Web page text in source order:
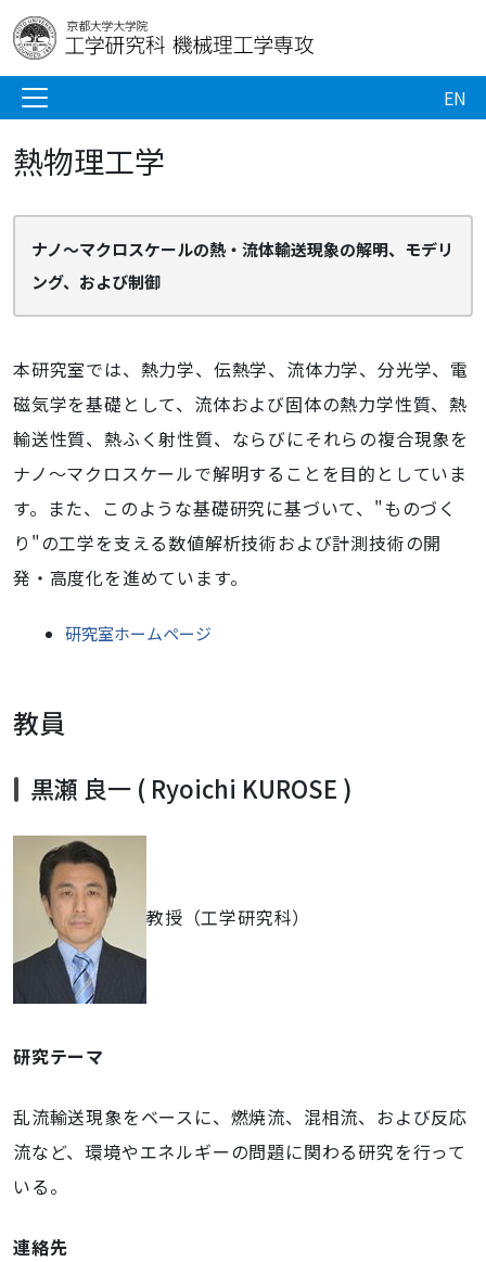
EN
熱物理工学
ナノ～マクロスケールの熱・流体輸送現象の解明、モデリ
ング、および制御
本研究室では、熱力学、伝熱学、流体力学、分光学、電
磁気学を基礎として、流体および固体の熱力学性質、熱
輸送性質、熱ふく射性質、ならびにそれらの複合現象を
ナノ～マクロスケールで解明することを目的としていま
す。また、このような基礎研究に基づいて、"ものづく
り"の工学を支える数値解析技術および計測技術の開
発・高度化を進めています。
研究室ホームページ
教員
黒瀬 良一 ( Ryoichi KUROSE )
教授（工学研究科）
研究テーマ
乱流輸送現象をベースに、燃焼流、混相流、および反応
流など、環境やエネルギーの問題に関わる研究を行って
いる。
連絡先